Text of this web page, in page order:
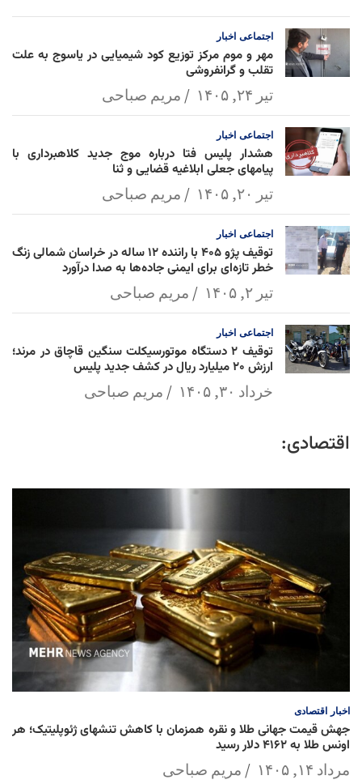
p
k
l
اجتماعی اخبار
مهر و موم مرکز توزیع کود شیمیایی در یاسوج به علت
تقلب و گرانفروشی
تیر ۲۴, ۱۴۰۵ مریم صباحی
اجتماعی اخبار
هشدار پلیس فتا درباره موج جدید کلاهبرداری با
پیامهای جعلی ابلاغیه قضایی و ثنا
تیر ۲۰, ۱۴۰۵ مریم صباحی
اجتماعی اخبار
توقیف پژو ۴۰۵ با راننده ۱۲ ساله در خراسان شمالی زنگ
خطر تازه‌ای برای ایمنی جاده‌ها به صدا درآورد
تیر ۲, ۱۴۰۵ مریم صباحی
اجتماعی اخبار
توقیف ۲ دستگاه موتورسیکلت سنگین قاچاق در مرند؛
ارزش ۲۰ میلیارد ریال در کشف جدید پلیس
خرداد ۳۰, ۱۴۰۵ مریم صباحی
اقتصادی:
اخبار اقتصادی
جهش قیمت جهانی طلا و نقره همزمان با کاهش تنشهای ژئوپلیتیک؛ هر
اونس طلا به ۴۱۶۲ دلار رسید
مرداد ۱۴, ۱۴۰۵ مریم صباحی